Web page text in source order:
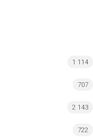
1 114
707
2 143
722